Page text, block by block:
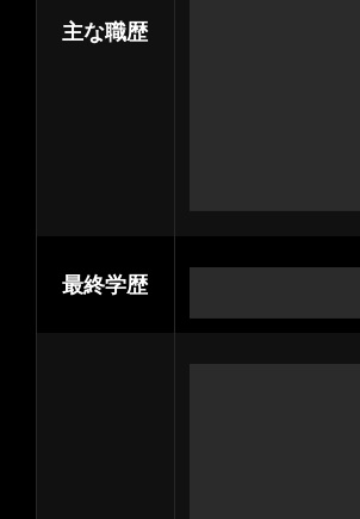
主な職歴
最終学歴